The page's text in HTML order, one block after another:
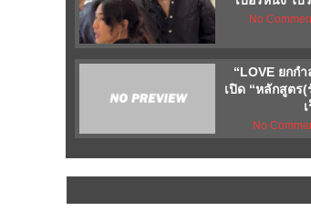
No
“LOVE ยกก
เปิด “หลักสูตร
No